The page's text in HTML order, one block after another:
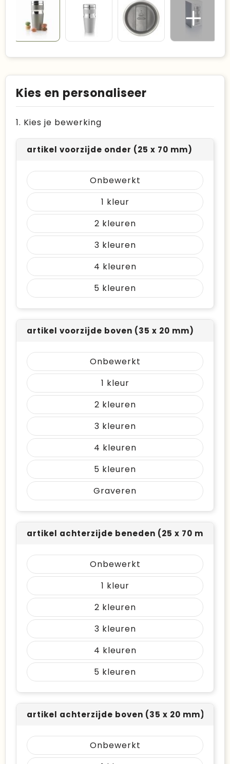
Kies en personaliseer
1. Kies je bewerking
artikel voorzijde onder (25 x 70 mm)
Onbewerkt
1
2
3
4
5
artikel voorzijde boven (35 x 20 mm)
Onbewerkt
1
2
3
4
5
Graveren
artikel achterzijde beneden (25 x 70 mm)
Onbewerkt
1
2
3
4
5
artikel achterzijde boven (35 x 20 mm)
Onbewerkt